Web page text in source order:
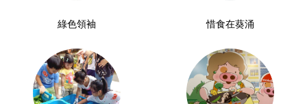
綠色領袖 惜食在葵涌